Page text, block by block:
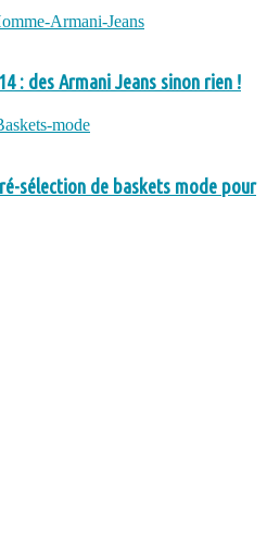
: des Armani Jeans sinon rien !
sélection de baskets mode pour